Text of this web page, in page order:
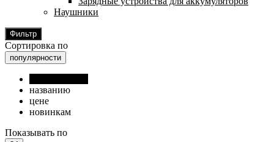
Наушники
Фильтр
Сортировка по
популярности
названию
цене
новинкам
Показывать по